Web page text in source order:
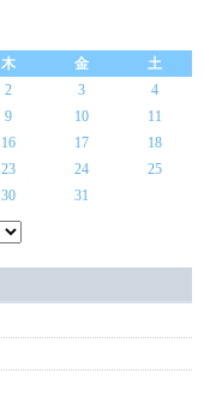
木 金
土
2 3
4
9 10
11
16 17
18
23 24
25
30 31